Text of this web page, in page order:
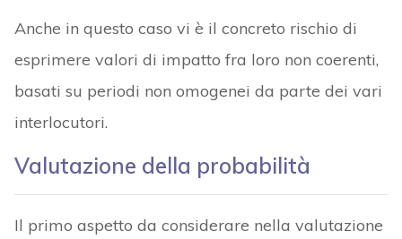
Anche in questo caso vi è il concreto rischio di
esprimere valori di impatto fra loro non coerenti,
basati su periodi non omogenei da parte dei vari
interlocutori.
Valutazione della probabilità
Il primo aspetto da considerare nella valutazione